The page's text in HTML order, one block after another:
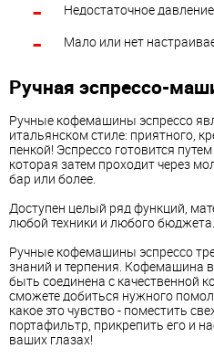
Недостаточное
Мало или нет
Ручная эспрессо-
Ручные кофемашины эспрессо
итальянском стиле: приятного,
пенкой! Эспрессо готовится
которая затем проходит через
бар или более.
Доступен целый ряд функций,
любой техники и любого бюджета.
Ручные кофемашины эспрессо
знаний и терпения. Кофемашина
быть соединена с качественной
сможете добиться нужного
какое это чувство - поместить
портафильтр, прикрепить его и
ваших глазах!